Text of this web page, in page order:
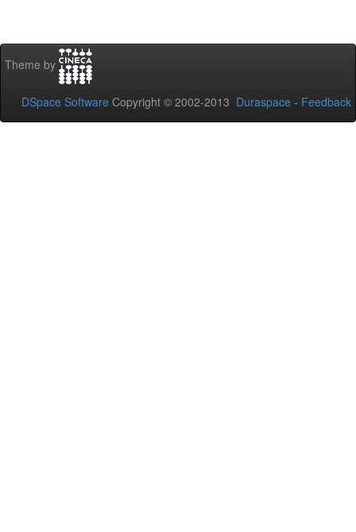
Theme by
DSpace Software Copyright © 2002-2013 Duraspace - Feedback